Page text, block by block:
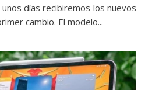
días recibiremos los nuevos
cambio. El modelo...